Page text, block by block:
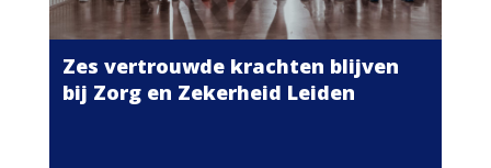
Zes vertrouwde krachten blijven
bij Zorg en Zekerheid Leiden